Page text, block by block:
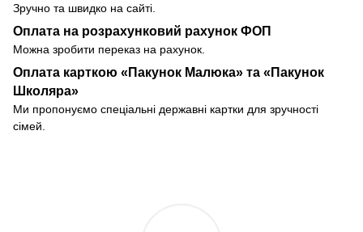
Зручно та швидко на сайті.
Оплата на розрахунковий рахунок ФОП
Можна зробити переказ на рахунок.
Оплата карткою «Пакунок Малюка» та «Пакунок
Школяра»
Ми пропонуємо спеціальні державні картки для зручності
сімей.